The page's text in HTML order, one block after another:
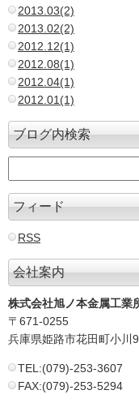
2013.03(2)
2013.02(2)
2012.12(1)
2012.08(1)
2012.04(1)
2012.01(1)
ブログ内検索
フィード
RSS
会社案内
株式会社旭ノ本金属工業
〒671-0255
兵庫県姫路市花田町小川
TEL:(079)-253-3607
FAX:(079)-253-5294